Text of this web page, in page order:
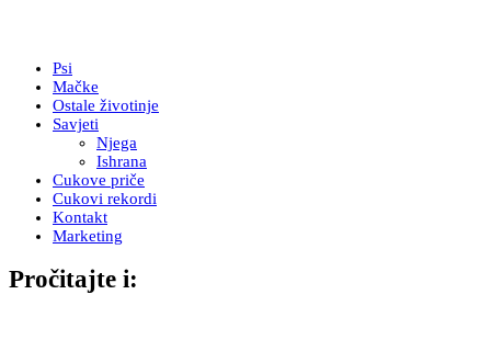
Psi
Mačke
Ostale životinje
Savjeti
Njega
Ishrana
Cukove priče
Cukovi rekordi
Kontakt
Marketing
Pročitajte i: